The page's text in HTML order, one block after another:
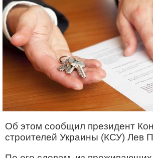
Об этом сообщил президент
строителей Украины (КСУ) Лев